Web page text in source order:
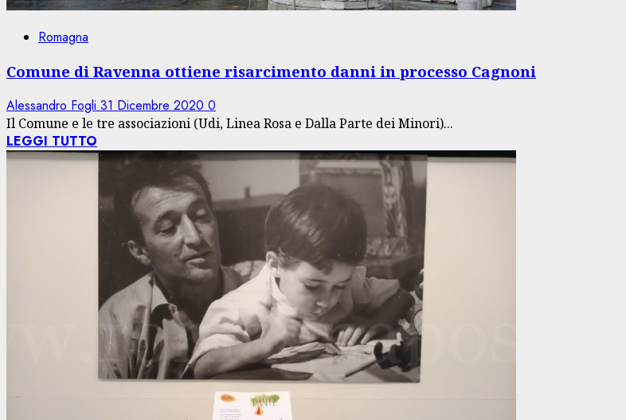
Romagna
Comune di Ravenna ottiene risarcimento danni in processo Cagnoni
Alessandro Fogli 31 Dicembre 2020 0
Il Comune e le tre associazioni (Udi, Linea Rosa e Dalla Parte dei Minori)...
LEGGI TUTTO